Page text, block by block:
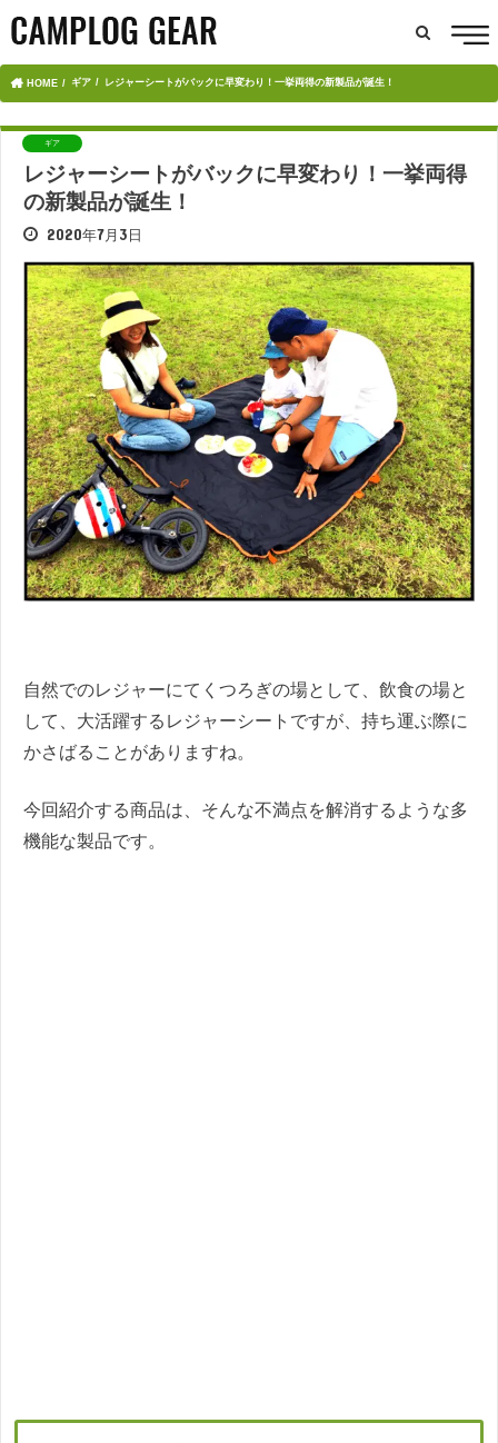
HOME ギア レジャーシートがバックに早変わり！一挙両得の新製品が誕生！
ギア
レジャーシートがバックに早変わり！一挙両得
の新製品が誕生！
2020年7月3日
自然でのレジャーにてくつろぎの場として、飲食の場と
して、大活躍するレジャーシートですが、持ち運ぶ際に
かさばることがありますね。
今回紹介する商品は、そんな不満点を解消するような多
機能な製品です。